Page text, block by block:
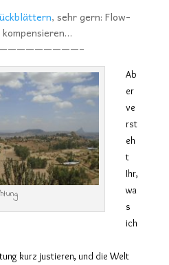
, sehr gern: Flow-
Ab
er
ve
rst
eh
t
Ihr,
wa
s
ich
kurz justieren, und die Welt